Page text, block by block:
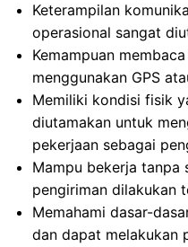
Keterampilan
operasional sangat
Kemampuan
menggunakan GPS
Memiliki kondisi fisik
diutamakan untuk
pekerjaan sebagai
Mampu bekerja tanpa
pengiriman dilakukan
Memahami dasar-
dan dapat melakukan